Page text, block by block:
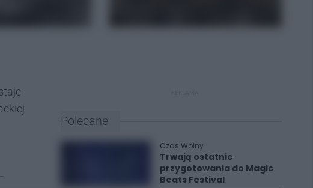
Polecane
Czas Wolny
Trwają ostatnie
przygotowania do Magic
Beats Festival